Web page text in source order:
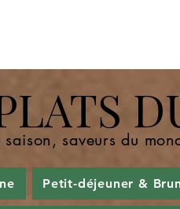
saveurs du
Petit-déjeuner &